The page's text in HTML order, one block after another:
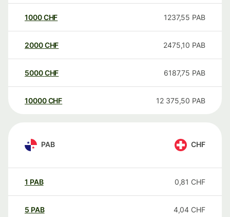
1000CHF 1237,55 PAB
2000CHF 2475,10 PAB
5000CHF 6187,75 PAB
10000 CHF 12 375,50 PAB
PAB CHF
1 PAB 0,81 CHF
5 PAB 4,04 CHF